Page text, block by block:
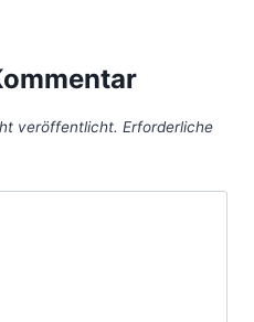
veröffentlicht. Erforderliche